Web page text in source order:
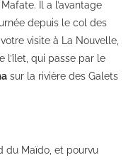
Il a l’avantage
depuis le col des
visite à La Nouvelle,
l’îlet, qui passe par le
sur la rivière des Galets
du Maïdo, et pourvu